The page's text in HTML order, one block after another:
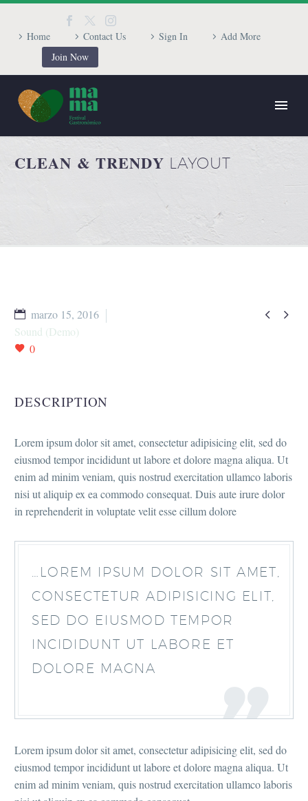
Home Contact Us Sign In
Add More
Join Now
CLEAN & TRENDY LAYOUT
 
marzo 15, 2016
Sound (Demo)
0
DESCRIPTION
Lorem ipsum dolor sit amet, consectetur adipisicing elit, sed do
eiusmod tempor incididunt ut labore et dolore magna aliqua. Ut
enim ad minim veniam, quis nostrud exercitation ullamco laboris
nisi ut aliquip ex ea commodo consequat. Duis aute irure dolor
in reprehenderit in voluptate velit esse cillum dolore
…LOREM IPSUM DOLOR SIT AMET,
CONSECTETUR ADIPISICING ELIT,
SED DO EIUSMOD TEMPOR
INCIDIDUNT UT LABORE ET
DOLORE MAGNA
Lorem ipsum dolor sit amet, consectetur adipisicing elit, sed do
eiusmod tempor incididunt ut labore et dolore magna aliqua. Ut
enim ad minim veniam, quis nostrud exercitation ullamco laboris